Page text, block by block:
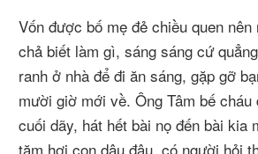
Vốn được bố mẹ đẻ chiều quen
chả biết làm gì, sáng sáng cứ
ranh ở nhà để đi ăn sáng, gặp gỡ
mười giờ mới về. Ông Tâm bế
cuối dãy, hát hết bài nọ đến bài kia
tăm hơi con dâu đâu, có người hỏi